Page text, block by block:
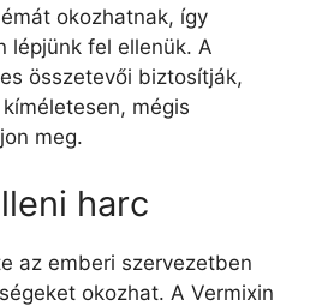
okozhatnak, így
lépjünk fel ellenük. A
összetevői biztosítják,
mégis
meg.
harc
az emberi szervezetben
okozhat. A Vermixin